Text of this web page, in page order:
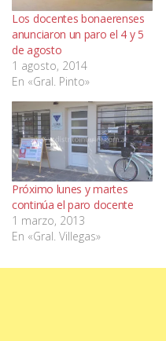
Los docentes bonaerenses
anunciaron un paro el 4 y 5
de agosto
1 agosto, 2014
En «Gral. Pinto»
Próximo lunes y martes
continúa el paro docente
1 marzo, 2013
En «Gral. Villegas»